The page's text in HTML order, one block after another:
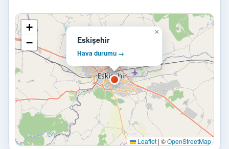
Eskişehir
Hava durumu →
×
+
−
Leaflet | ©OpenStreetMap